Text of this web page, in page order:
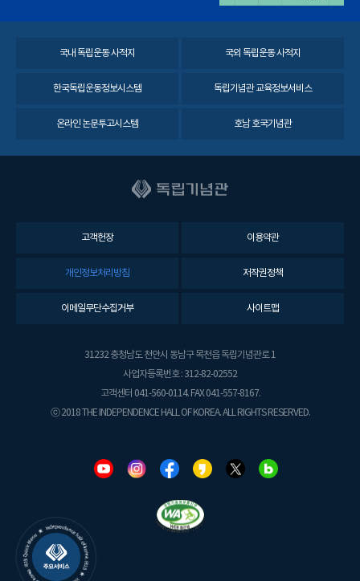
국내 독립운동 사적지 국외 독립운동 사적지
한국독립운동정보시스템 독립기념관 교육정보서비스
온라인 논문투고시스템 호남 호국기념관
고객헌장 이용약관
개인정보처리방침 저작권정책
이메일무단수집거부 사이트맵
31232 충청남도 천안시 동남구 목천읍 독립기념관로 1
사업자등록번호 : 312-82-02552
고객센터 041-560-0114. FAX 041-557-8167.
ⓒ 2018 THE INDEPENDENCE HALL OF KOREA. ALL RIGHTS RESERVED.